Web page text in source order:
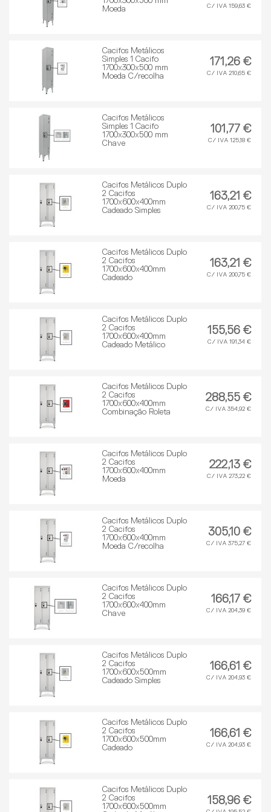
Moeda
C/ IVA 159,63 €
Cacifos Metálicos
Simples 1 Cacifo
1700x300x500 mm
Moeda C/recolha
171,26 €
C/ IVA 210,65 €
Cacifos Metálicos
Simples 1 Cacifo
1700x300x500 mm
Chave
101,77 €
C/ IVA 125,18 €
Cacifos Metálicos Duplo
2 Cacifos
1700x600x400mm
Cadeado Simples
163,21 €
C/ IVA 200,75 €
Cacifos Metálicos Duplo
2 Cacifos
1700x600x400mm
Cadeado
163,21 €
C/ IVA 200,75 €
Cacifos Metálicos Duplo
2 Cacifos
1700x600x400mm
Cadeado Metálico
155,56 €
C/ IVA 191,34 €
Cacifos Metálicos Duplo
2 Cacifos
1700x600x400mm
Combinação Roleta
288,55 €
C/ IVA 354,92 €
Cacifos Metálicos Duplo
2 Cacifos
1700x600x400mm
Moeda
222,13 €
C/ IVA 273,22 €
Cacifos Metálicos Duplo
2 Cacifos
1700x600x400mm
Moeda C/recolha
305,10 €
C/ IVA 375,27 €
Cacifos Metálicos Duplo
2 Cacifos
1700x600x400mm
Chave
166,17 €
C/ IVA 204,39 €
Cacifos Metálicos Duplo
2 Cacifos
1700x600x500mm
Cadeado Simples
166,61 €
C/ IVA 204,93 €
Cacifos Metálicos Duplo
2 Cacifos
1700x600x500mm
Cadeado
166,61 €
C/ IVA 204,93 €
Cacifos Metálicos Duplo
2 Cacifos
1700x600x500mm
158,96 €